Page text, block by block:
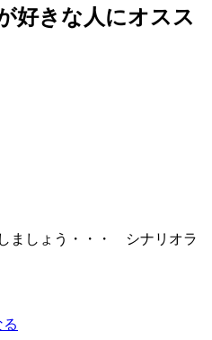
好きな人にオスス
ましょう・・・ シナリオラ